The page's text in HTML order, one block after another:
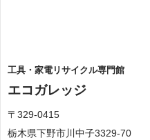
工具・家電リサイクル専門館
エコガレッジ
〒329-0415
栃木県下野市川中子3329-70